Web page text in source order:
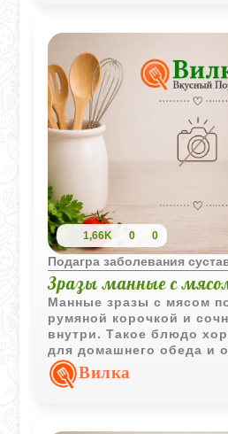
1,66K 0 0
Подагра заболевания
Зразы манные с
Манные зразы с мясом
румяной корочкой и
внутри. Такое блюдо
для домашнего обеда и
сочетается со свежими
овощами.
Вилка